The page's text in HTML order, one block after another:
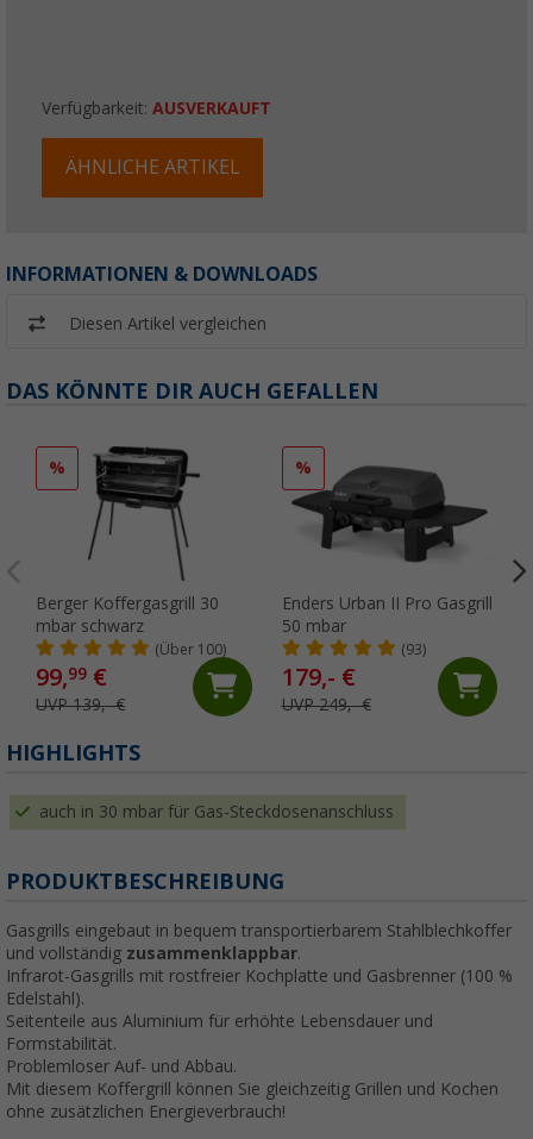
Verfügbarkeit: AUSVERKAUFT
ÄHNLICHE ARTIKEL
INFORMATIONEN & DOWNLOADS
Diesen Artikel vergleichen
DAS KÖNNTE DIR AUCH GEFALLEN
%
Berger Koffergasgrill 30
mbar schwarz
(Über 100)
99,99 €
UVP 139,- €
%
Enders Urban II Pro Gasgrill
50 mbar
(93)
179,- €
UVP 249,- €
HIGHLIGHTS
auch in 30 mbar für Gas-Steckdosenanschluss
PRODUKTBESCHREIBUNG
Gasgrills eingebaut in bequem transportierbarem Stahlblechkoffer
und vollständig zusammenklappbar.
Infrarot-Gasgrills mit rostfreier Kochplatte und Gasbrenner (100 %
Edelstahl).
Seitenteile aus Aluminium für erhöhte Lebensdauer und
Formstabilität.
Problemloser Auf- und Abbau.
Mit diesem Koffergrill können Sie gleichzeitig Grillen und Kochen
ohne zusätzlichen Energieverbrauch!